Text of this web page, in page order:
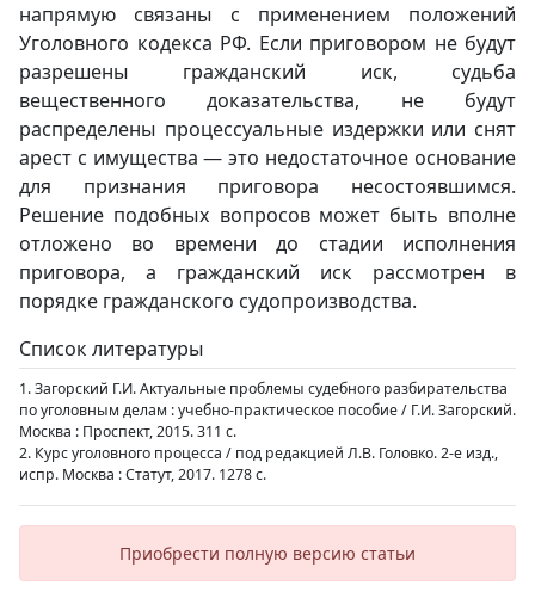
напрямую связаны с применением положений
Уголовного кодекса РФ. Если приговором не будут
разрешены гражданский иск, судьба
вещественного доказательства, не будут
распределены процессуальные издержки или снят
арест с имущества — это недостаточное основание
для признания приговора несостоявшимся.
Решение подобных вопросов может быть вполне
отложено во времени до стадии исполнения
приговора, а гражданский иск рассмотрен в
порядке гражданского судопроизводства.
Список литературы
1. Загорский Г.И. Актуальные проблемы судебного разбирательства
по уголовным делам : учебно-практическое пособие / Г.И. Загорский.
Москва : Проспект, 2015. 311 с.
2. Курс уголовного процесса / под редакцией Л.В. Головко. 2-е изд.,
испр. Москва : Статут, 2017. 1278 с.
Приобрести полную версию статьи